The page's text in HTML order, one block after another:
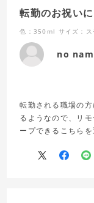
転勤のお祝いに
色：350ml サイズ：ス
no
転勤される職場の
るようなので、リ
ープできるこちらを